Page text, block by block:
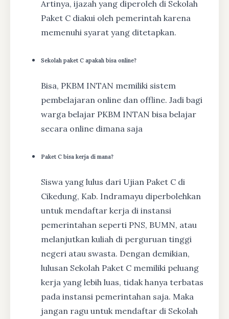
Artinya, ijazah yang diperoleh di Sekolah
Paket C diakui oleh pemerintah karena
memenuhi syarat yang ditetapkan.
Sekolah paket C apakah bisa online?
Bisa, PKBM INTAN memiliki sistem
pembelajaran online dan offline. Jadi bagi
warga belajar PKBM INTAN bisa belajar
secara online dimana saja
Paket C bisa kerja di mana?
Siswa yang lulus dari Ujian Paket C di
Cikedung, Kab. Indramayu diperbolehkan
untuk mendaftar kerja di instansi
pemerintahan seperti PNS, BUMN, atau
melanjutkan kuliah di perguruan tinggi
negeri atau swasta. Dengan demikian,
lulusan Sekolah Paket C memiliki peluang
kerja yang lebih luas, tidak hanya terbatas
pada instansi pemerintahan saja. Maka
jangan ragu untuk mendaftar di Sekolah